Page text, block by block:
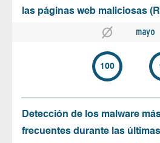
las páginas web maliciosas
mayo
100
Detección de los malware
frecuentes durante las